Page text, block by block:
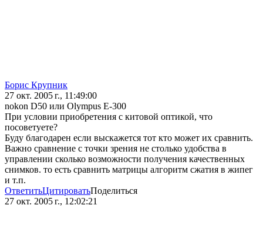
Борис Крупник
27 окт. 2005 г., 11:49:00
nokon D50 или Olympus E-300
При условии приобретения с китовой оптикой, что
посоветуете?
Буду благодарен если выскажется тот кто может их сравнить.
Важно сравнение с точки зрения не столько удобства в
управлении сколько возможности получения качественных
снимков. то есть сравнить матрицы алгоритм сжатия в жипег
и т.п.
ОтветитьЦитироватьПоделиться
27 окт. 2005 г., 12:02:21